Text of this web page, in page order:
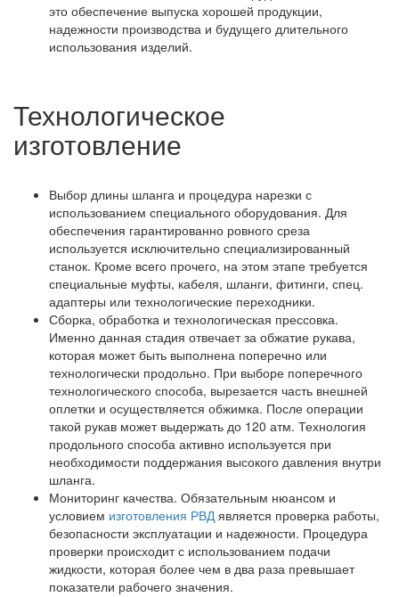
это обеспечение выпуска хорошей продукции,
надежности производства и будущего длительного
использования изделий.
Технологическое
изготовление
Выбор длины шланга и процедура нарезки с
использованием специального оборудования. Для
обеспечения гарантированно ровного среза
используется исключительно специализированный
станок. Кроме всего прочего, на этом этапе требуется
специальные муфты, кабеля, шланги, фитинги, спец.
адаптеры или технологические переходники.
Сборка, обработка и технологическая прессовка.
Именно данная стадия отвечает за обжатие рукава,
которая может быть выполнена поперечно или
технологически продольно. При выборе поперечного
технологического способа, вырезается часть внешней
оплетки и осуществляется обжимка. После операции
такой рукав может выдержать до 120 атм. Технология
продольного способа активно используется при
необходимости поддержания высокого давления внутри
шланга.
Мониторинг качества. Обязательным нюансом и
условием изготовления РВДявляется проверка работы,
безопасности эксплуатации и надежности. Процедура
проверки происходит с использованием подачи
жидкости, которая более чем в два раза превышает
показатели рабочего значения.